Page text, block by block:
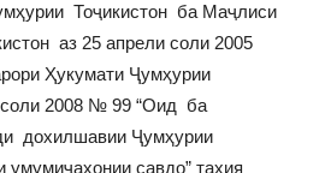
Тоҷикистон ба Маҷлиси
аз 25 апрели соли 2005
Ҳукумати Ҷумҳурии
соли 2008 № 99 “Оид ба
дохилшавии Ҷумҳурии
умумиҷаҳонии савдо” таҳия